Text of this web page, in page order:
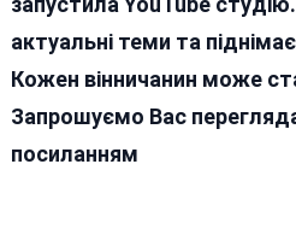
актуальні теми та
Кожен вінничанин може
Запрошуємо Вас
посиланням